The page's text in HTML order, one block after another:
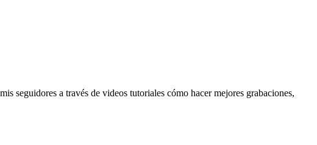
seguidores a través de videos tutoriales cómo hacer mejores grabaciones,